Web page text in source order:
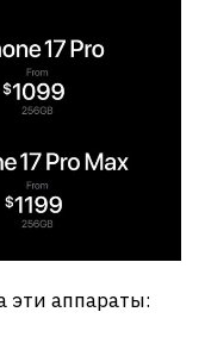
аппараты: